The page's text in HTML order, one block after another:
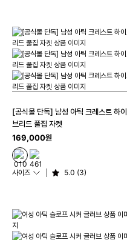
[공식몰 단독] 남성 아틱 크레스트 하이
브리드 풀집 자켓
169,000원
사이즈 5.0 (3)